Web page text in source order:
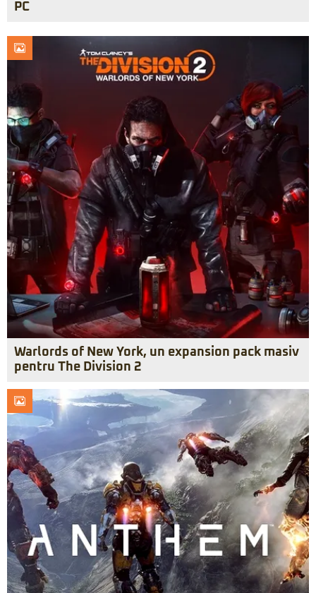
PC
Warlords of New York, un expansion pack masiv
pentru The Division 2